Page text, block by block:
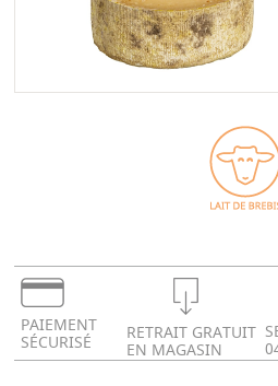
PAIEMENT
SÉCURISÉ RETRAIT GRATUIT
EN MAGASIN